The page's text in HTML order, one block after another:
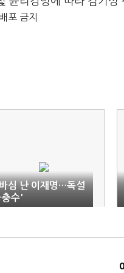
포 금지
심 난 이재명…독설
충수'